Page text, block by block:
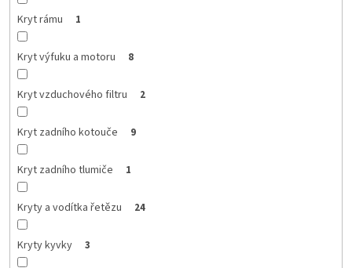
Kryt rámu 1
Kryt výfuku a motoru 8
Kryt vzduchového filtru 2
Kryt zadního kotouče 9
Kryt zadního tlumiče 1
Kryty a vodítka řetězu 24
Kryty kyvky 3